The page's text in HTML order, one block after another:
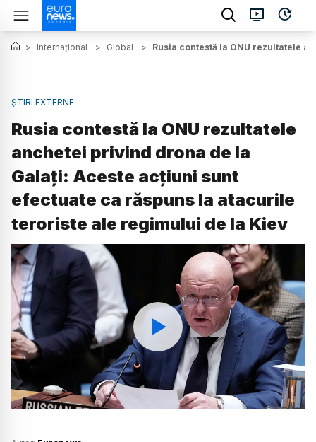
> Internațional > Global > Rusia contestă la ONU rezultatele
ȘTIRI EXTERNE
Rusia contestă la ONU rezultatele
anchetei privind drona de la
Galați: Aceste acțiuni sunt
efectuate ca răspuns la atacurile
teroriste ale regimului de la Kiev
Watch